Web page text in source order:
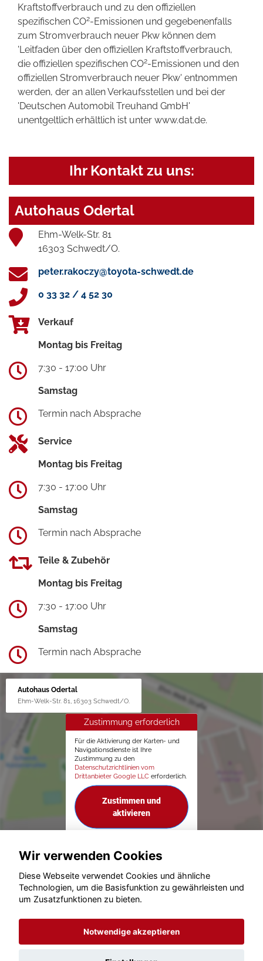
Kraftstoffverbrauch und zu den offiziellen
spezifischen CO2-Emissionen und gegebenenfalls
zum Stromverbrauch neuer Pkw können dem
'Leitfaden über den offiziellen Kraftstoffverbrauch,
die offiziellen spezifischen CO2-Emissionen und den
offiziellen Stromverbrauch neuer Pkw' entnommen
werden, der an allen Verkaufsstellen und bei der
'Deutschen Automobil Treuhand GmbH'
unentgeltlich erhältlich ist unter www.dat.de.
Ihr Kontakt zu uns:
Autohaus Odertal
Ehm-Welk-Str. 81
16303 Schwedt/O.
peter.rakoczy@toyota-schwedt.de
0 33 32 / 4 52 30
Verkauf
Montag bis Freitag
7:30 - 17:00 Uhr
Samstag
Termin nach Absprache
Service
Montag bis Freitag
7:30 - 17:00 Uhr
Samstag
Termin nach Absprache
Teile & Zubehör
Montag bis Freitag
7:30 - 17:00 Uhr
Samstag
Termin nach Absprache
Autohaus Odertal
Ehm-Welk-Str. 81, 16303 Schwedt/O.
Zustimmung erforderlich
Für die Aktivierung der Karten- und
Navigationsdienste ist Ihre
Zustimmung zu den
Datenschutzrichtlinien vom
Drittanbieter Google LLC erforderlich.
Zustimmen und
aktivieren
© konjunkturmotor.de GmbH 2020 - 2026
Wir verwenden Cookies
Diese Webseite verwendet Cookies und ähnliche
Technologien, um die Basisfunktion zu gewährleisten und
um Zusatzfunktionen zu bieten.
Notwendige akzeptieren